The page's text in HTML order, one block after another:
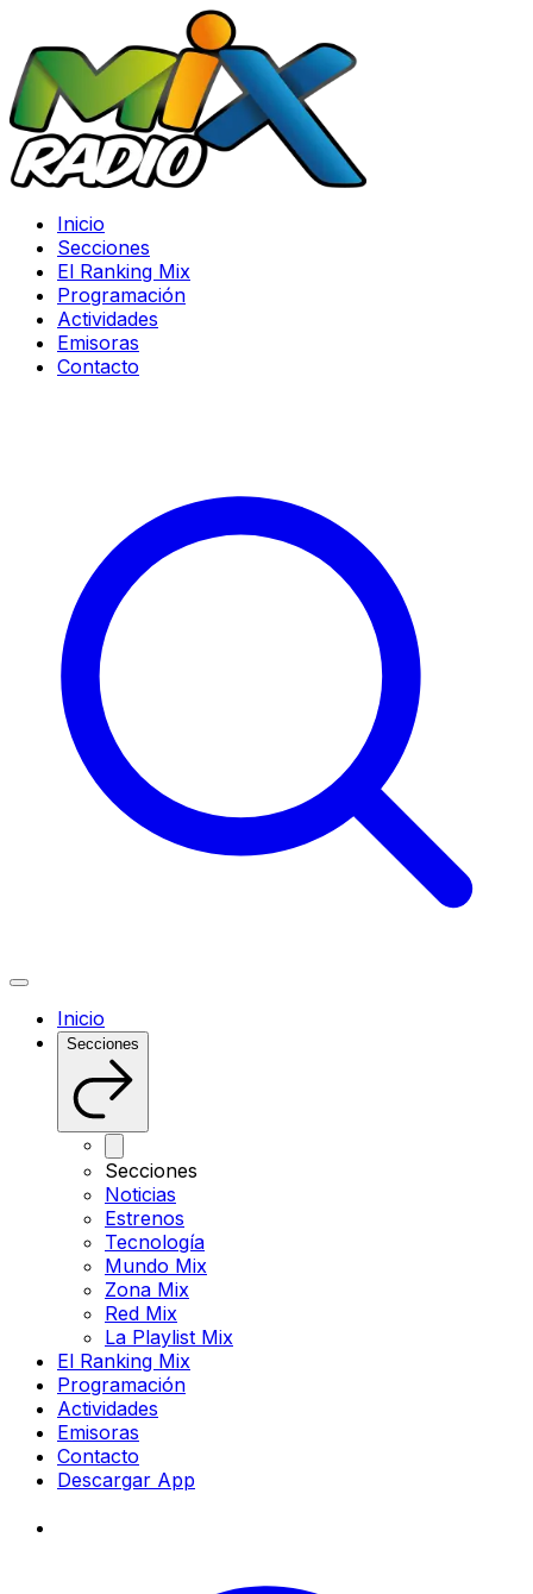
Inicio
Secciones
El Ranking Mix
Programación
Actividades
Emisoras
Contacto
Inicio
Secciones
Secciones
Noticias
Estrenos
Tecnología
Mundo Mix
Zona Mix
Red Mix
La Playlist Mix
El Ranking Mix
Programación
Actividades
Emisoras
Contacto
Descargar App